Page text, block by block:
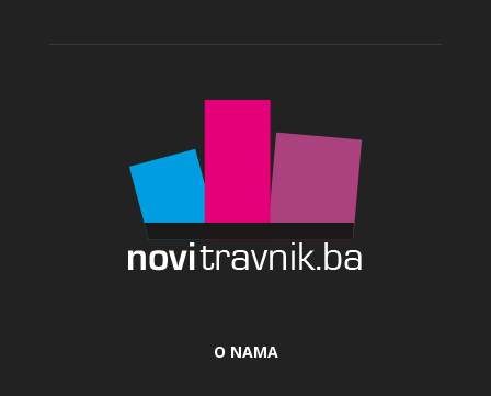
O NAMA